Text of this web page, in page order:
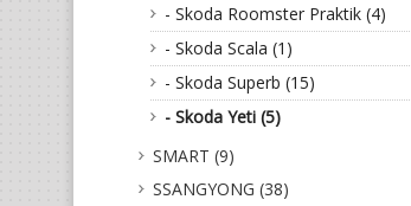
- Skoda Roomster Praktik (4)
- Skoda Scala (1)
- Skoda Superb (15)
- Skoda Yeti (5)
SMART (9)
SSANGYONG (38)